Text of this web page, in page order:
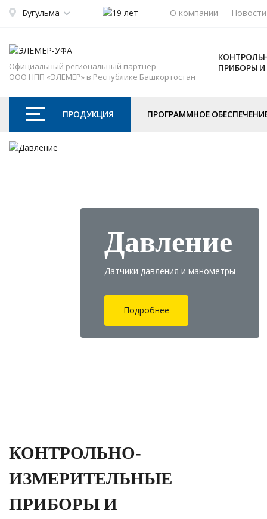
Бугульма О компании Новости
Официальный региональный партнер
ООО НПП «ЭЛЕМЕР» в Республике Башкортостан
ПРИБОРЫ
ПРОДУКЦИЯ ПРОГРАММНОЕ
Давление
Датчики давления и манометры
Подробнее
КОНТРОЛЬНО-
ИЗМЕРИТЕЛЬНЫЕ
ПРИБОРЫ И